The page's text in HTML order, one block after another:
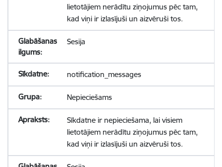
lietotājiem nerādītu ziņojumus pēc tam,
kad viņi ir izlasījuši un aizvēruši tos.
Sesija
notification_messages
Nepieciešams
Sīkdatne ir nepieciešama, lai visiem
lietotājiem nerādītu ziņojumus pēc tam,
kad viņi ir izlasījuši un aizvēruši tos.